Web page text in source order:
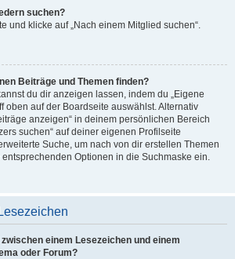
suchen?
und klicke auf „Nach einem Mitglied suchen“.
Beiträge und Themen finden?
du dir anzeigen lassen, indem du „Eigene
oben auf der Boardseite auswählst. Alternativ
anzeigen“ in deinem persönlichen Bereich
suchen“ auf deiner eigenen Profilseite
Suche, um nach von dir erstellen Themen
Optionen in die Suchmaske ein.
einem Lesezeichen und einem
oder Forum?